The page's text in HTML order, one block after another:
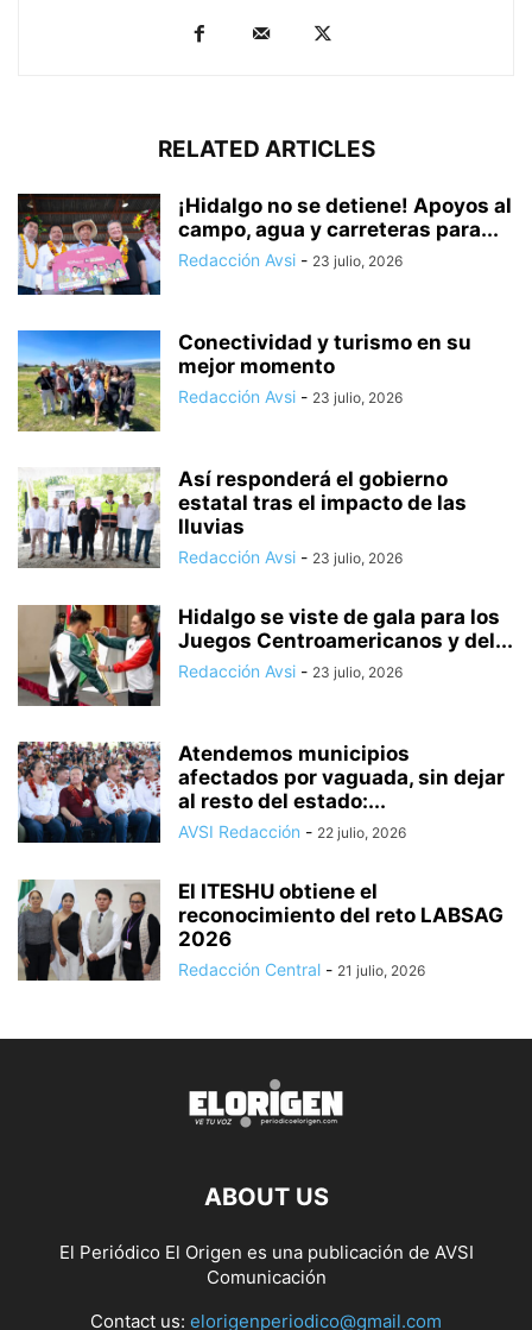
RELATED ARTICLES
¡Hidalgo no se detiene! Apoyos al
campo, agua y carreteras para...
Redacción Avsi - 23 julio, 2026
Conectividad y turismo en su
mejor momento
Redacción Avsi - 23 julio, 2026
Así responderá el gobierno
estatal tras el impacto de las
lluvias
Redacción Avsi - 23 julio, 2026
Hidalgo se viste de gala para los
Juegos Centroamericanos y del...
Redacción Avsi - 23 julio, 2026
Atendemos municipios
afectados por vaguada, sin dejar
al resto del estado:...
AVSI Redacción - 22 julio, 2026
El ITESHU obtiene el
reconocimiento del reto LABSAG
2026
Redacción Central - 21 julio, 2026
ABOUT US
El Periódico El Origen es una publicación de AVSI
Comunicación
Contact us: elorigenperiodico@gmail.com